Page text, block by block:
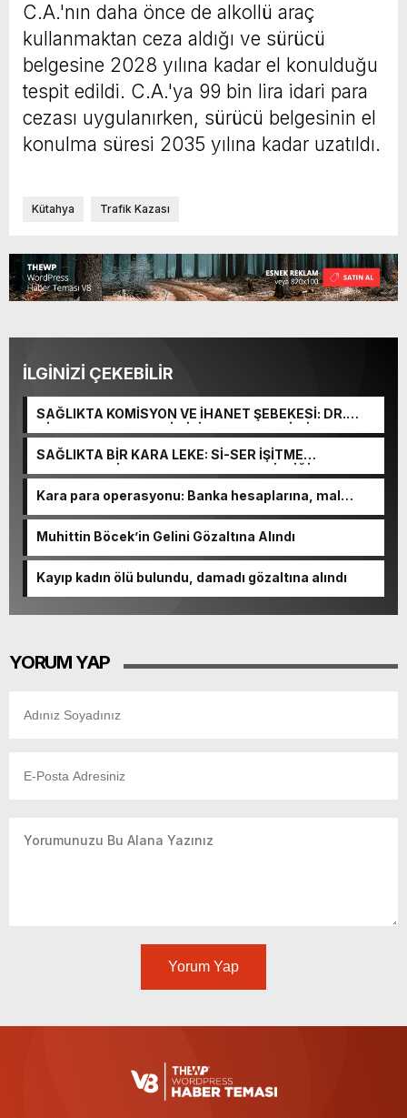
C.A.'nın daha önce de alkollü araç
kullanmaktan ceza aldığı ve sürücü
belgesine 2028 yılına kadar el konulduğu
tespit edildi. C.A.'ya 99 bin lira idari para
cezası uygulanırken, sürücü belgesinin el
konulma süresi 2035 yılına kadar uzatıldı.
Kütahya Trafik Kazası
İLGİNİZİ ÇEKEBİLİR
SAĞLIKTA KOMİSYON VE İHANET ŞEBEKESİ: DR.
NİHAT URUÇ VE SEMİH İŞİTME MERKEZİ’NİN SGK
VURGUNU!
SAĞLIKTA BİR KARA LEKE: Sİ-SER İŞİTME
MERKEZLERİ VE MODERN UMUT TACİRLİĞİ
Kara para operasyonu: Banka hesaplarına, mal
Muhittin Böcek’in Gelini Gözaltına Alındı
Kayıp kadın ölü bulundu, damadı gözaltına alındı
YORUM YAP
Yorum Yap